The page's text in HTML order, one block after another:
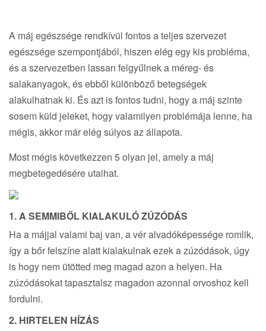
A máj egészsége rendkívül fontos a teljes szervezet
egészsége szempontjából, hiszen elég egy kis probléma,
és a szervezetben lassan felgyűlnek a méreg- és
salakanyagok, és ebből különböző betegségek
alakulhatnak ki. És azt is fontos tudni, hogy a máj szinte
sosem küld jeleket, hogy valamilyen problémája lenne, ha
mégis, akkor már elég súlyos az állapota.
Most mégis következzen 5 olyan jel, amely a máj
megbetegedésére utalhat.
1. A SEMMIBŐL KIALAKULÓ ZÚZÓDÁS
Ha a májjal valami baj van, a vér alvadóképessége romlik,
így a bőr felszíne alatt kialakulnak ezek a zúzódások, úgy
is hogy nem ütötted meg magad azon a helyen. Ha
zúzódásokat tapasztalsz magadon azonnal orvoshoz kell
fordulni.
2. HIRTELEN HÍZÁS